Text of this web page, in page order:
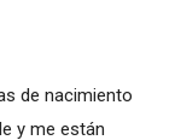
de nacimiento
y me están